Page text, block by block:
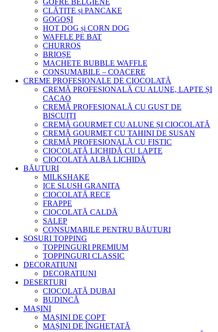
GOFRE BELGIENE
CLĂTITE și PANCAKE
GOGOȘI
HOT DOG și CORN DOG
WAFFLE PE BAT
CHURROS
BRIOȘE
MACHETE BUBBLE WAFFLE
CONSUMABILE – COACERE
CREME PROFESIONALE DE CIOCOLATĂ
CREMĂ PROFESIONALĂ CU ALUNE, LAPTE ȘI
CACAO
CREMĂ PROFESIONALĂ CU GUST DE
BISCUIȚI
CREMĂ GOURMET CU ALUNE ȘI CIOCOLATĂ
CREMĂ GOURMET CU TAHINI DE SUSAN
CREMĂ PROFESIONALĂ CU FISTIC
CIOCOLATĂ LICHIDĂ CU LAPTE
CIOCOLATĂ ALBĂ LICHIDĂ
BĂUTURI
MILKSHAKE
ICE SLUSH GRANITA
CIOCOLATĂ RECE
FRAPPE
CIOCOLATĂ CALDĂ
SALEP
CONSUMABILE PENTRU BĂUTURI
SOSURI TOPPING
TOPPINGURI PREMIUM
TOPPINGURI CLASSIC
DECORATIUNI
DECORATIUNI
DESERTURI
CIOCOLATĂ DUBAI
BUDINCĂ
MAȘINI
MAȘINI DE COPT
MAȘINI DE ÎNGHEȚATĂ